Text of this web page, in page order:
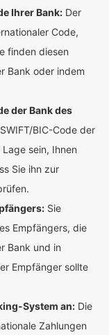
Ihrer Bank: Der
Code,
finden diesen
Bank oder indem
der Bank des
BIC-Code der
sein, Ihnen
Sie ihn zur
Sie
Empfängers, die
Bank und in
Empfänger sollte
System an: Die
Zahlungen